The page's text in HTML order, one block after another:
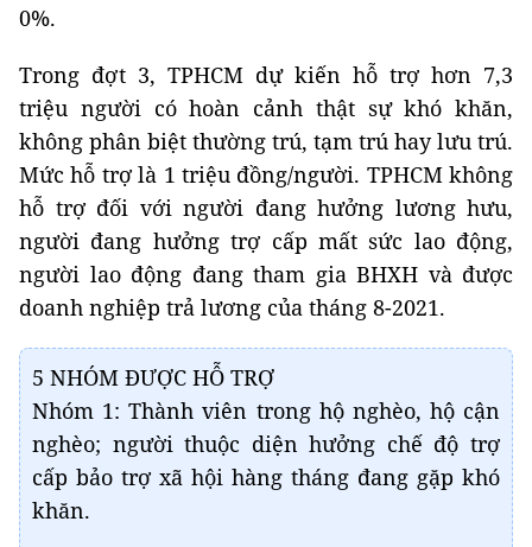
0%.
Trong đợt 3, TPHCM dự kiến hỗ trợ hơn 7,3
triệu người có hoàn cảnh thật sự khó khăn,
không phân biệt thường trú, tạm trú hay lưu trú.
Mức hỗ trợ là 1 triệu đồng/người. TPHCM không
hỗ trợ đối với người đang hưởng lương hưu,
người đang hưởng trợ cấp mất sức lao động,
người lao động đang tham gia BHXH và được
doanh nghiệp trả lương của tháng 8-2021.
5 NHÓM ĐƯỢC HỖ TRỢ
Nhóm 1: Thành viên trong hộ nghèo, hộ cận
nghèo; người thuộc diện hưởng chế độ trợ
cấp bảo trợ xã hội hàng tháng đang gặp khó
khăn.